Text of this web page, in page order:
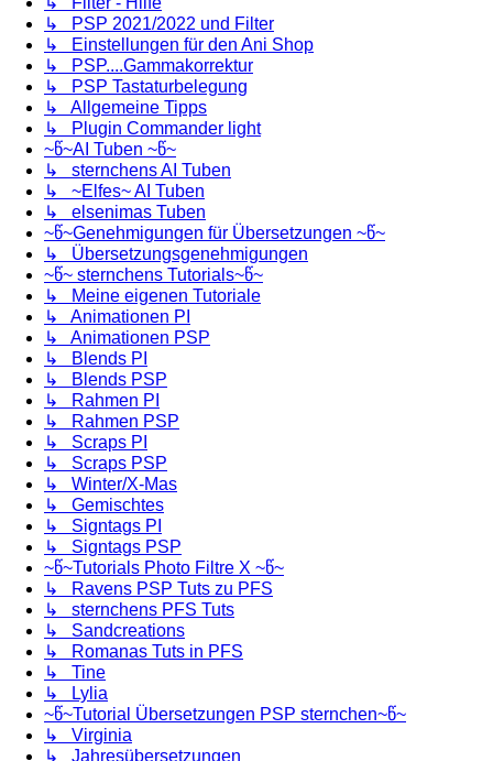
↳ PSP 2021/2022 und Filter
↳ Einstellungen für den Ani Shop
↳ PSP....Gammakorrektur
↳ PSP Tastaturbelegung
↳ Allgemeine Tipps
↳ Plugin Commander light
~წ~AI Tuben ~წ~
↳ sternchens AI Tuben
↳ ~Elfes~ AI Tuben
↳ elsenimas Tuben
~წ~Genehmigungen für Übersetzungen ~წ~
↳ Übersetzungsgenehmigungen
~წ~ sternchens Tutorials~წ~
↳ Meine eigenen Tutoriale
↳ Animationen PI
↳ Animationen PSP
↳ Blends PI
↳ Blends PSP
↳ Rahmen PI
↳ Rahmen PSP
↳ Scraps PI
↳ Scraps PSP
↳ Winter/X-Mas
↳ Gemischtes
↳ Signtags PI
↳ Signtags PSP
~წ~Tutorials Photo Filtre X ~წ~
↳ Ravens PSP Tuts zu PFS
↳ sternchens PFS Tuts
↳ Sandcreations
↳ Romanas Tuts in PFS
↳ Tine
↳ Lylia
~წ~Tutorial Übersetzungen PSP sternchen~წ~
↳ Virginia
↳ Jahresübersetzungen